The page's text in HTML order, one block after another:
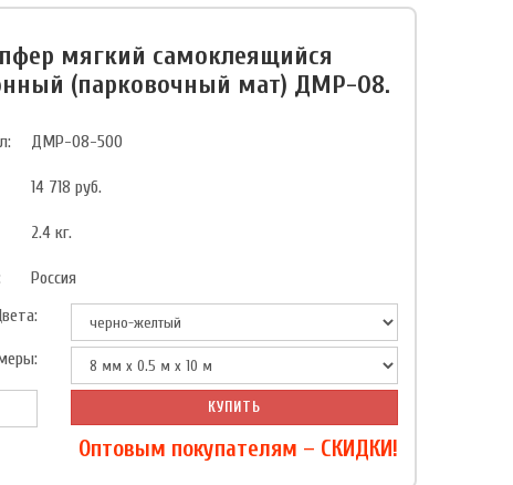
мягкий самоклеящийся
(парковочный мат) ДМР-08.
ДМР-08-500
14 718 руб.
2.4кг.
Россия
КУПИТЬ
Оптовым покупателям – СКИДКИ!